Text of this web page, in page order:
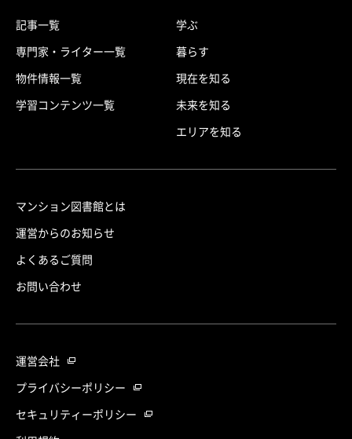
記事一覧
専門家・ライター一覧
物件情報一覧
学習コンテンツ一覧
学ぶ
暮らす
現在を知る
未来を知る
エリアを知る
マンション図書館とは
運営からのお知らせ
よくあるご質問
お問い合わせ
運営会社
プライバシーポリシー
セキュリティーポリシー